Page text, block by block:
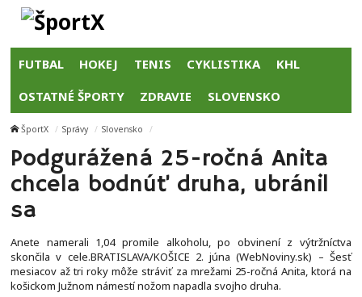
FUTBAL HOKEJ TENIS CYKLISTIKA KHL
OSTATNÉ ŠPORTY ZDRAVIE SLOVENSKO
ŠportX Správy Slovensko
Podgurážená 25-ročná Anita
chcela bodnúť druha, ubránil
sa
Anete namerali 1,04 promile alkoholu, po obvinení z výtržníctva
skončila v cele.BRATISLAVA/KOŠICE 2. júna (WebNoviny.sk) – Šesť
mesiacov až tri roky môže stráviť za mrežami 25-ročná Anita, ktorá na
košickom Južnom námestí nožom napadla svojho druha.